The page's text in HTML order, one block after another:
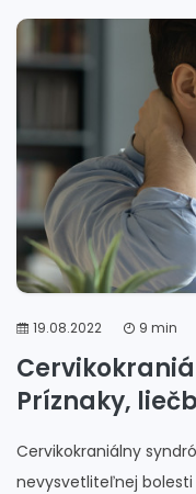
19.08.2022 9 min
Príznaky,
Cervikokraniálny
nevysvetliteľnej